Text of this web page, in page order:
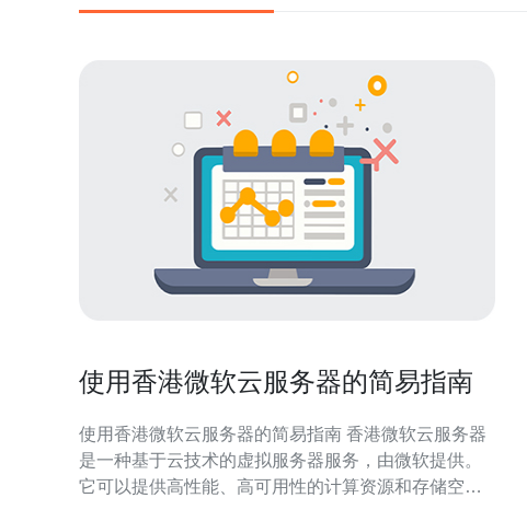
使用香港微软云服务器的简易指南
使用香港微软云服务器的简易指南 香港微软云服务器
是一种基于云技术的虚拟服务器服务，由微软提供。
它可以提供高性能、高可用性的计算资源和存储空